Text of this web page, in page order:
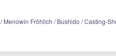
Menowin Fröhlich / Bushido / Casting-